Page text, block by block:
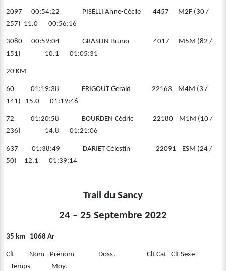
2097 00:54:22 PISELLI Anne-Cécile 4457 M2F (30 /
257) 11.0 00:56:16
3080 00:59:04 GRASLIN Bruno 4017 M5M (82 /
151) 10.1 01:05:31
20 KM
60 01:19:38 FRIGOUT Gerald 22163 M4M (3 /
141) 15.0 01:19:46
72 01:20:58 BOURDEN Cédric 22180 M1M (10 /
236) 14.8 01:21:06
637 01:38:49 DARIET Célestin 22091 ESM (24 /
50) 12.1 01:39:14
Trail du Sancy
24 – 25 Septembre 2022
35 km 1068 Ar
Clt Nom - Prénom Doss. Clt Cat Clt Sexe
Temps Moy.